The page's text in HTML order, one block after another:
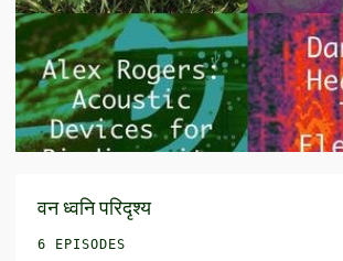
वन ध्वनि परिदृश्य
6 EPISODES